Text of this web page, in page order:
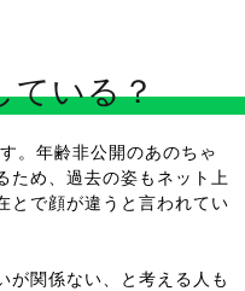
ている？
。年齢非公開のあのちゃ
ため、過去の姿もネット上
とで顔が違うと言われてい
が関係ない、と考える人も